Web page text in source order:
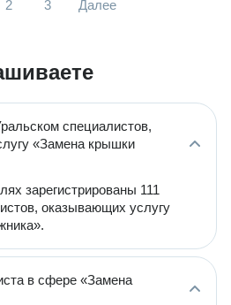
2 3 Далее
специалистов,
«Замена крышки
зарегистрированы 111
оказывающих услугу
в сфере «Замена